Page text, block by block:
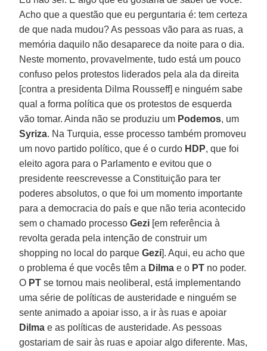
Acho que a questão que eu perguntaria é: tem certeza
de que nada mudou? As pessoas vão para as ruas, a
memória daquilo não desaparece da noite para o dia.
Neste momento, provavelmente, tudo está um pouco
confuso pelos protestos liderados pela ala da direita
[contra a presidenta Dilma Rousseff] e ninguém sabe
qual a forma política que os protestos de esquerda
vão tomar. Ainda não se produziu um Podemos, um
Syriza. Na Turquia, esse processo também promoveu
um novo partido político, que é o curdo HDP, que foi
eleito agora para o Parlamento e evitou que o
presidente reescrevesse a Constituição para ter
poderes absolutos, o que foi um momento importante
para a democracia do país e que não teria acontecido
sem o chamado processoGezi [em referência à
revolta gerada pela intenção de construir um
shopping no local do parqueGezi]. Aqui, eu acho que
o problema é que vocês têm a Dilma e o PT no poder.
O PT se tornou mais neoliberal, está implementando
uma série de políticas de austeridade e ninguém se
sente animado a apoiar isso, a ir às ruas e apoiar
Dilma e as políticas de austeridade. As pessoas
gostariam de sair às ruas e apoiar algo diferente. Mas,